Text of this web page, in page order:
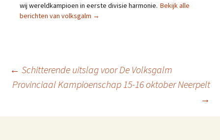
wij wereldkampioen in eerste divisie harmonie. Bekijk alle
berichten van volksgalm →
Berichtnavigatie
← Schitterende uitslag voor De Volksgalm
Provinciaal Kampioenschap 15-16 oktober Neerpelt
→